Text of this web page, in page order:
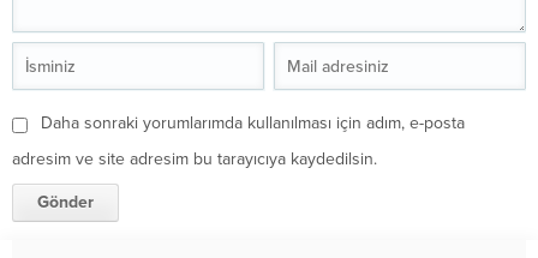
Daha sonraki yorumlarımda kullanılması için adım, e-posta
adresim ve site adresim bu tarayıcıya kaydedilsin.